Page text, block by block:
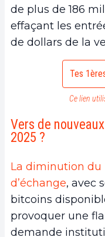
de plus de 186
effaçant les
de dollars de la
Tes
Ce lien
Vers de
2025 ?
La diminution du
d’échange, avec
bitcoins
provoquer une
demande